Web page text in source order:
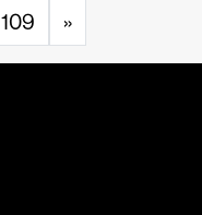
109 »